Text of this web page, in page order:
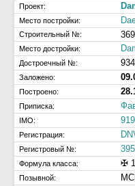
Проект:
Место постройки:
Строительный №:
369
Место достройки:
Достроечный №:
Заложено:
Построено:
Приписка:
IMO:
Регистрация:
Регистровый №:
Формула класса: ✠
Позывной: